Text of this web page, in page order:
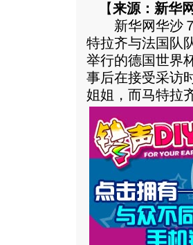
【来源：新华网
新华网华沙７
特拉齐与法国队
举行的德国世界
事后在接受采访
姐姐，而马特拉